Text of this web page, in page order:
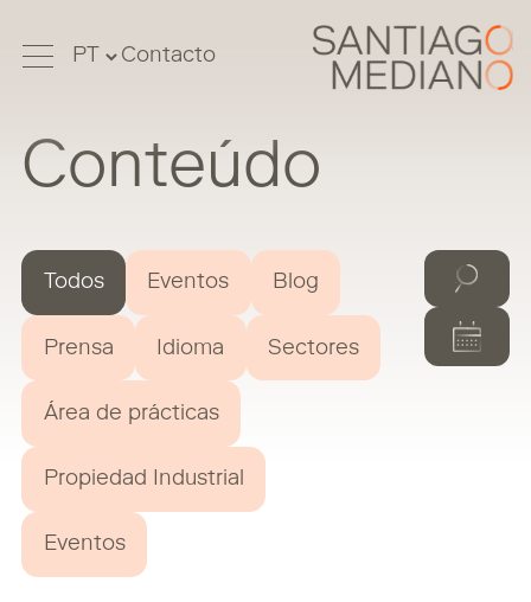
Contacto
Conteúdo
Todos Eventos Blog
Prensa Idioma Sectores
Área de prácticas
Propiedad Industrial
Eventos